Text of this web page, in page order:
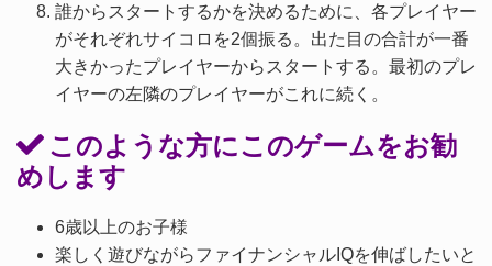
誰からスタートするかを決めるために、各プレイヤー
がそれぞれサイコロを2個振る。出た目の合計が一番
大きかったプレイヤーからスタートする。最初のプレ
イヤーの左隣のプレイヤーがこれに続く。
このような方にこのゲームをお勧
めします
6歳以上のお子様
楽しく遊びながらファイナンシャルIQを伸ばしたいと